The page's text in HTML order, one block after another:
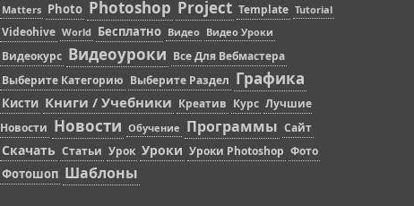
Matters Photo Photoshop Project Template Tutorial
Videohive World Бесплатно Видео Видео Уроки
Видеокурс Видеоуроки Все Для Вебмастера
Выберите Категорию Выберите Раздел Графика
Кисти Книги / Учебники Креатив Курс Лучшие
Новости Новости Обучение Программы Сайт
Скачать Статьи Урок Уроки Уроки Photoshop Фото
Фотошоп Шаблоны